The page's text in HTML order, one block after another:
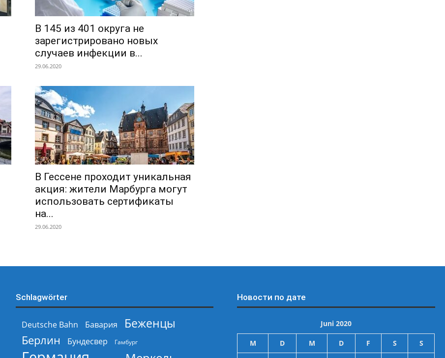
В 145 из 401 округа не
зарегистрировано новых
случаев инфекции в...
29.06.2020
В Гессене проходит уникальная
акция: жители Марбурга могут
использовать сертификаты
на...
29.06.2020
Schlagwörter
Deutsche Bahn Бавария
Беженцы
Берлин
Бундесвер Гамбург
Новости по дате
Juni 2020
M D M D F S S